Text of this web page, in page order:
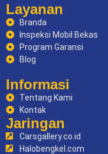
Layanan
Branda
Inspeksi Mobil Bekas
Program Garansi
Blog
Informasi
Tentang Kami
Kontak
Jaringan
Carsgallery.co.id
Halobengkel.com